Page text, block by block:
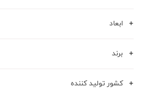
ابعاد
برند
کشور تولید کننده